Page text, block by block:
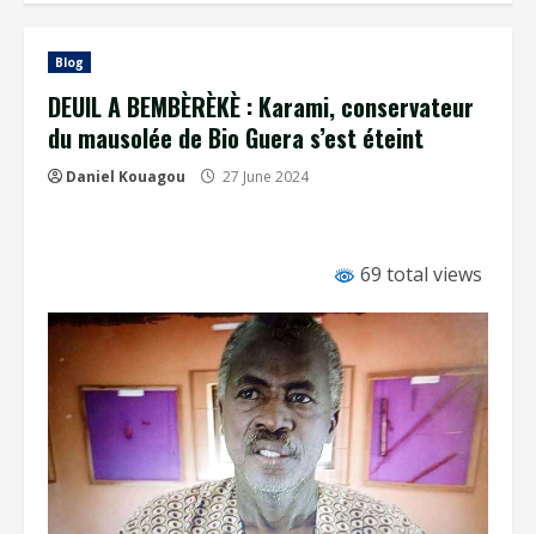
Blog
DEUIL A BEMBÈRÈKÈ : Karami, conservateur
du mausolée de Bio Guera s’est éteint
Daniel Kouagou 27 June 2024
69 total views